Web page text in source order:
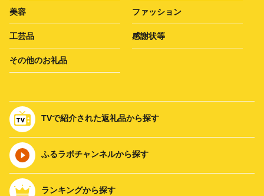
美容 ファッション
工芸品 感謝状等
その他のお礼品
TVで紹介された返礼品から探す
ふるラボチャンネルから探す
ランキングから探す